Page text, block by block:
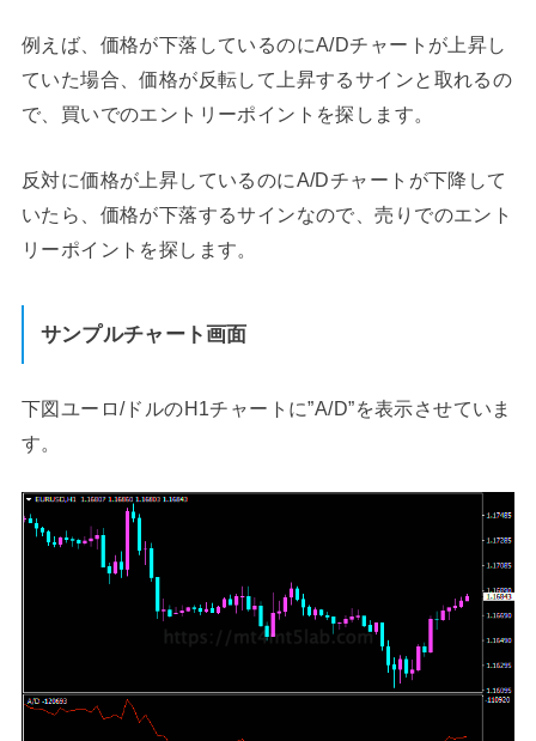
例えば、価格が下落しているのにA/Dチャートが上昇し
ていた場合、価格が反転して上昇するサインと取れるの
で、買いでのエントリーポイントを探します。
反対に価格が上昇しているのにA/Dチャートが下降して
いたら、価格が下落するサインなので、売りでのエント
リーポイントを探します。
サンプルチャート画面
下図ユーロ/ドルのH1チャートに”A/D”を表示させていま
す。